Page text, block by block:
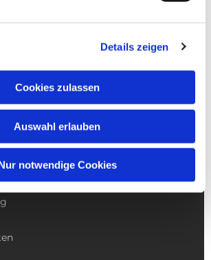
Details zeigen
Cookies zulassen
Auswahl erlauben
notwendige Cookies